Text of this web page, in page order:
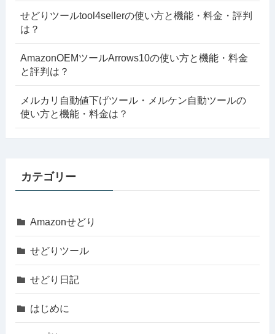
せどりツールtool4sellerの使い方と機能・料金・評判
は？
AmazonOEMツールArrows10の使い方と機能・料金
と評判は？
メルカリ自動値下げツール・メルケン自動ツールの
使い方と機能・料金は？
カテゴリー
Amazonせどり
せどりツール
せどり日記
はじめに